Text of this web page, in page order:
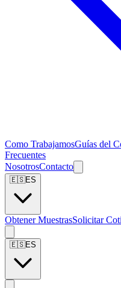
Como TrabajamosGuías del
Frecuentes
NosotrosContacto
🇪🇸ES
Obtener MuestrasSolicitar
🇪🇸ES